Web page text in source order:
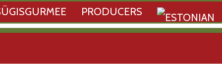
PRODUCERS